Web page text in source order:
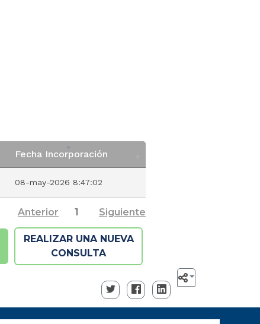
Fecha Incorporación
08-may-2026 8:47:02
Anterior 1 Siguiente
REALIZAR UNA NUEVA
CONSULTA